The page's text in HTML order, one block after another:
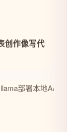
创作像写代